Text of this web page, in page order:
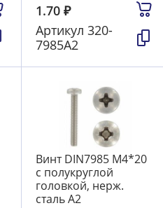
1.70₽
Артикул320-
7985А2
Винт DIN7985 М4*20
с полукруглой
головкой, нерж.
сталь А2